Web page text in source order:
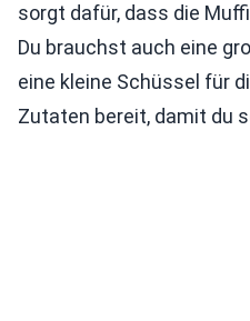
sorgt dafür, dass die
Du brauchst auch eine
eine kleine Schüssel für
Zutaten bereit, damit du